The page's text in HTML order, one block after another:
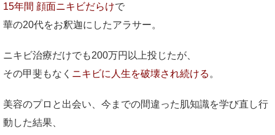
15年間 顔面ニキビだらけで
華の20代をお釈迦にしたアラサー。
ニキビ治療だけでも200万円以上投じたが、
その甲斐もなく ニキビに人生を破壊され続ける。
美容のプロと出会い、今までの間違った肌知識を学び直し行
動した結果、